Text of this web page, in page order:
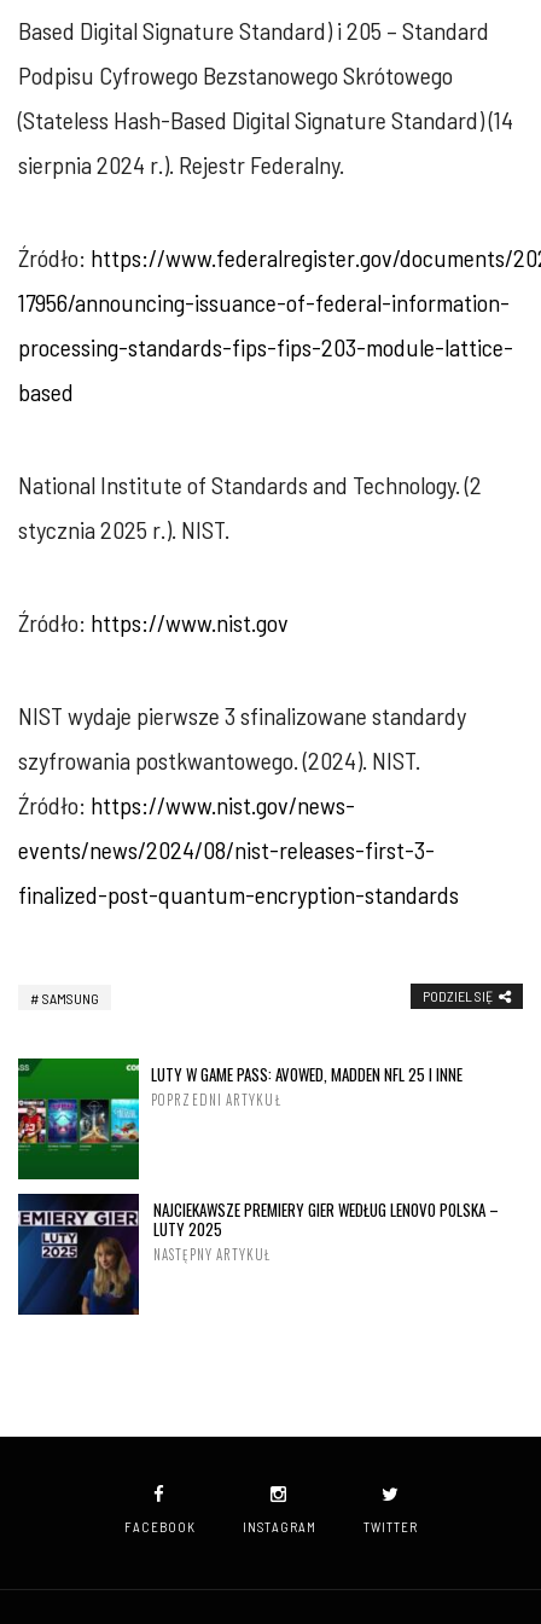
Based Digital Signature Standard) i 205 – Standard
Podpisu Cyfrowego Bezstanowego Skrótowego
(Stateless Hash-Based Digital Signature Standard) (14
sierpnia 2024 r.). Rejestr Federalny.
Źródło: https://www.federalregister.gov/documents/
17956/announcing-issuance-of-federal-information-
processing-standards-fips-fips-203-module-lattice-
based
National Institute of Standards and Technology. (2
stycznia 2025 r.). NIST.
Źródło: https://www.nist.gov
NIST wydaje pierwsze 3 sfinalizowane standardy
szyfrowania postkwantowego. (2024). NIST.
Źródło: https://www.nist.gov/news-
events/news/2024/08/nist-releases-first-3-
finalized-post-quantum-encryption-standards
SAMSUNG PODZIEL SIĘ
LUTY W GAME PASS: AVOWED, MADDEN NFL 25 I INNE
POPRZEDNI ARTYKUŁ
NAJCIEKAWSZE PREMIERY GIER WEDŁUG LENOVO POLSKA –
LUTY 2025
NASTĘPNY ARTYKUŁ
FACEBOOK INSTAGRAM TWITTER